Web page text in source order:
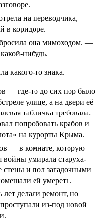
на переводчика,
в коридоре.
она мимоходом. —
нибудь.
какого-то знака.
— где-то до сих пор было
улице, а на двери её
табличка требовала:
попробовать крабов и
на курорты Крыма.
— в комнате, которую
войны умирала старуха-
стены и пол загадочными
ей умереть.
лет делали ремонт, но
из-под новой